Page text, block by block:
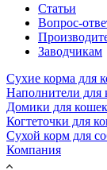
Статьи
Вопрос-
Заводчикам
Сухие корма для
Наполнители для
Домики для кошек
Когтеточки для
Сухой корм для
Компания